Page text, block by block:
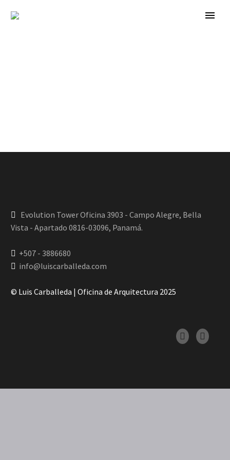
Evolution Tower Oficina 3903 - Campo Alegre, Bella
Vista - Apartado 0816-03096, Panamá.
+507 - 3886680
info@luiscarballeda.com
© Luis Carballeda | Oficina de Arquitectura 2025